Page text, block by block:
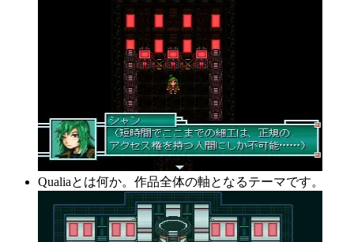
Qualiaとは何か。作品全体の軸となるテーマです。